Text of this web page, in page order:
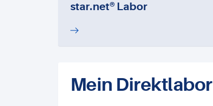
star.net® Labor
Mein Direktlabor